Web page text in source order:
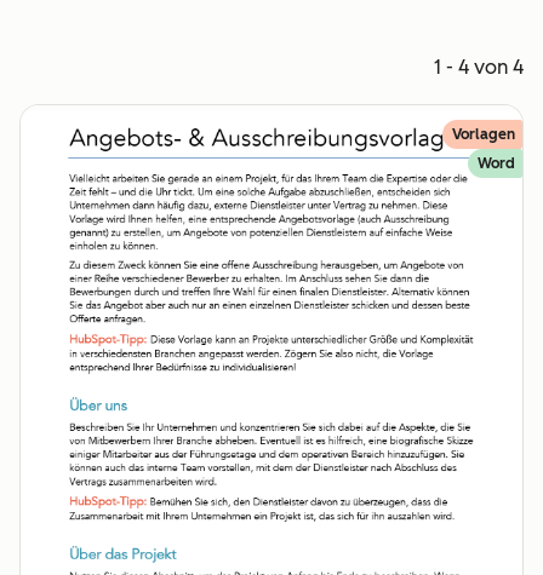
1 - 4 von 4
Vorlagen
Word